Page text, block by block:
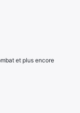
et plus encore